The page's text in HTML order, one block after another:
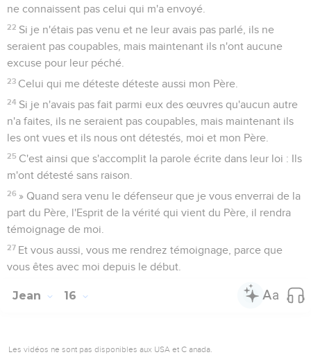
ne connaissent pas celui qui m'a envoyé.
22 Si je n'étais pas venu et ne leur avais pas parlé, ils ne
seraient pas coupables, mais maintenant ils n'ont aucune
excuse pour leur péché.
23 Celui qui me déteste déteste aussi mon Père.
24 Si je n'avais pas fait parmi eux des œuvres qu'aucun autre
n'a faites, ils ne seraient pas coupables, mais maintenant ils
les ont vues et ils nous ont détestés, moi et mon Père.
25 C'est ainsi que s'accomplit la parole écrite dans leur loi : Ils
m'ont détesté sans raison.
26 » Quand sera venu le défenseur que je vous enverrai de la
part du Père, l'Esprit de la vérité qui vient du Père, il rendra
témoignage de moi.
27 Et vous aussi, vous me rendrez témoignage, parce que
vous êtes avec moi depuis le début.
Jean 16
Les vidéos ne sont pas disponibles aux USA et C anada.